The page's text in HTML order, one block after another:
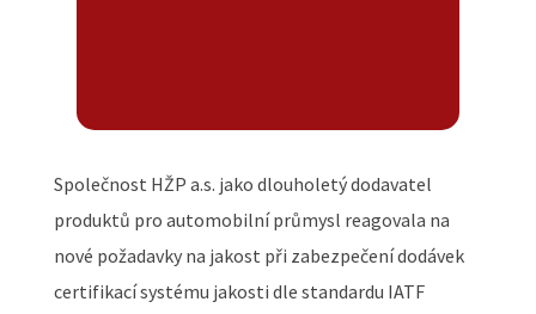
Společnost HŽP a.s. jako dlouholetý dodavatel
produktů pro automobilní průmysl reagovala na
nové požadavky na jakost při zabezpečení dodávek
certifikací systému jakosti dle standardu IATF